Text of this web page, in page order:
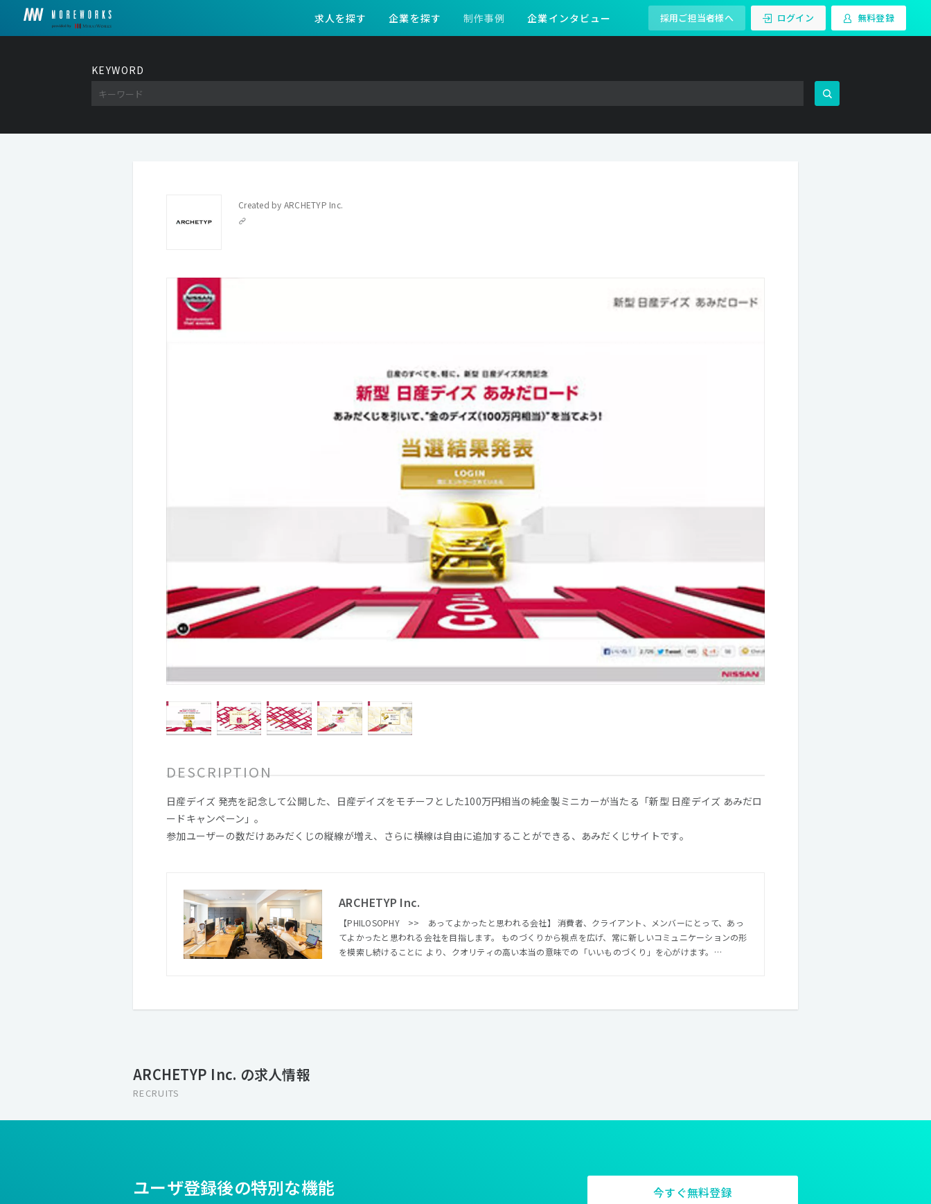
求人を探す 企業を探す 制作事例 企業インタビュー 採用ご担当者様へ ログイン 無料登録
KEYWORD
Created by ARCHETYP Inc.
DESCRIPTION
日産デイズ 発売を記念して公開した、日産デイズをモチーフとした100万円相当の純金製ミニカーが当たる「新型 日産デイズ あみだロ
ードキャンペーン」。
参加ユーザーの数だけあみだくじの縦線が増え、さらに横線は自由に追加することができる、あみだくじサイトです。
ARCHETYP Inc.
【PHILOSOPHY >> あってよかったと思われる会社】 消費者、クライアント、メンバーにとって、あっ
てよかったと思われる会社を目指します。 ものづくりから視点を広げ、常に新しいコミュニケーションの形
を模索し続けることに より、クオリティの高い本当の意味での「いいものづくり」を心がけます。
イアントとより良き未来を創造していきます。
ARCHETYP Inc. の求人情報
RECRUITS
ユーザ登録後の特別な機能 今すぐ無料登録